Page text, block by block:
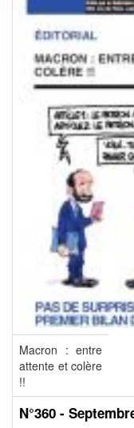
Macron : entre
attente et colère
!!
N°360 -